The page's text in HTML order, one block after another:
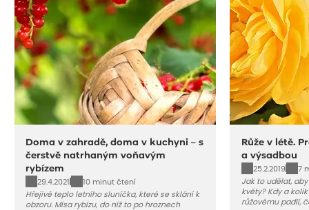
Doma v zahradě, doma v kuchyni – s
čerstvě natrhaným voňavým
rybízem
29.4.2021
10 minut čtení
Hřejivé teplo letního sluníčka, které se sklání k
obzoru. Mísa rybízu, do níž to po hroznech
Růže v létě.
a výsadbou
25.2.2019
7
Jak to udělat,
květy? Kdy a
růžovému padlí,